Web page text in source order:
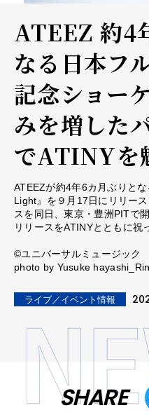
ATEEZ 約4
なる日本フ
記念ショー
みを増した
でATINYを
ATEEZが約4年6カ月ぶりと
Light』を９月17日にリリー
スを同日、東京・豊洲PITで
リリースをATINYとともに祝
©ユニバーサルミュージック
photo by Yusuke hayashi_Rin
ライブ／イベント情報
SHARE